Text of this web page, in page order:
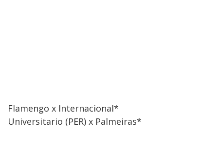
Flamengo x Internacional*
Universitario (PER) x Palmeiras*